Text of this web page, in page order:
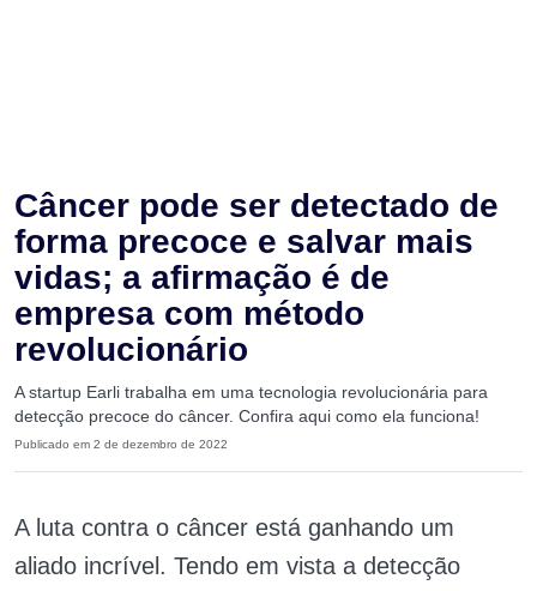
Câncer pode ser detectado de
forma precoce e salvar mais
vidas; a afirmação é de
empresa com método
revolucionário
A startup Earli trabalha em uma tecnologia revolucionária para
detecção precoce do câncer. Confira aqui como ela funciona!
Publicado em 2 de dezembro de 2022
A luta contra o câncer está ganhando um
aliado incrível. Tendo em vista a detecção